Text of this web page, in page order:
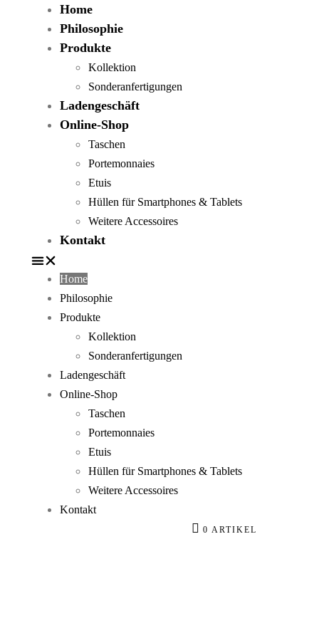
Home
Philosophie
Produkte
Kollektion
Sonderanfertigungen
Ladengeschäft
Online-Shop
Taschen
Portemonnaies
Etuis
Hüllen für Smartphones & Tablets
Weitere Accessoires
Kontakt
Home
Philosophie
Produkte
Kollektion
Sonderanfertigungen
Ladengeschäft
Online-Shop
Taschen
Portemonnaies
Etuis
Hüllen für Smartphones & Tablets
Weitere Accessoires
Kontakt
0 ARTIKEL